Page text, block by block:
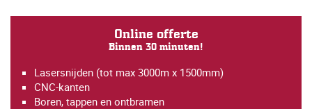
Online offerte
Binnen 30 minuten!
Lasersnijden (tot max 3000m x 1500mm)
CNC-kanten
Boren, tappen en ontbramen